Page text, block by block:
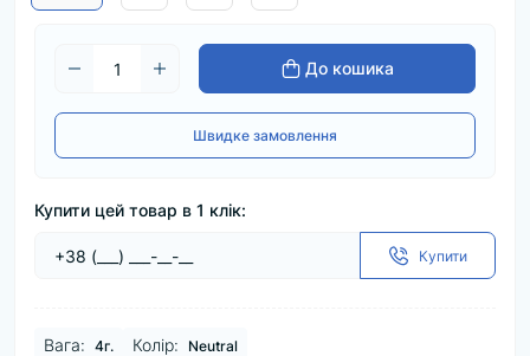
До кошика
Швидке замовлення
Купити цей товар в 1 клік:
Купити
Baга: 4г. Колір: Neutral